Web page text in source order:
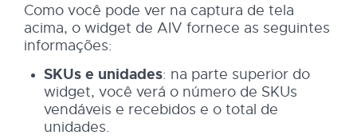
Como você pode ver na captura de tela
acima, o widget de AIV fornece as seguintes
informações:
SKUs e unidades: na parte superior do
widget, você verá o número de SKUs
vendáveis e recebidos e o total de
unidades.